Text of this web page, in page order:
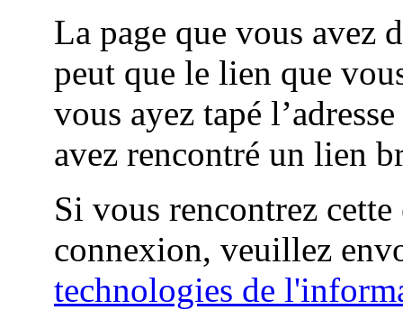
La page que vous avez
peut que le lien que
vous ayez tapé
avez rencontré un lien
Si vous rencontrez
connexion, veuillez
technologies de